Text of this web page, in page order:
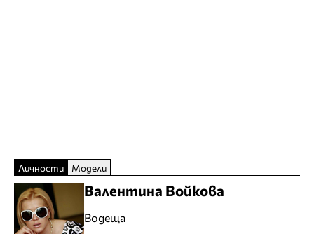
Личности Модели
Валентина Войкова
Водеща